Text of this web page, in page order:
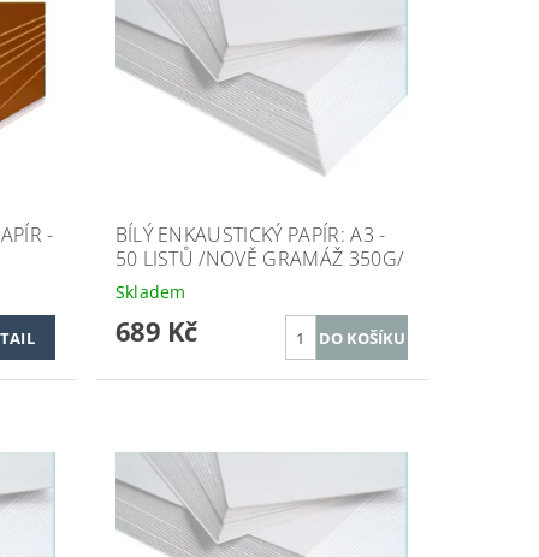
-
BÍLÝ ENKAUSTICKÝ PAPÍR: A3 -
50 LISTŮ /NOVĚ GRAMÁŽ 350G/
Skladem
689 Kč